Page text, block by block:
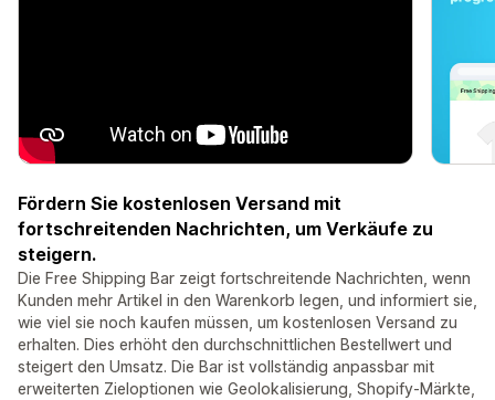
Fördern Sie kostenlosen Versand mit
fortschreitenden Nachrichten, um Verkäufe zu
steigern.
Die Free Shipping Bar zeigt fortschreitende Nachrichten, wenn
Kunden mehr Artikel in den Warenkorb legen, und informiert sie,
wie viel sie noch kaufen müssen, um kostenlosen Versand zu
erhalten. Dies erhöht den durchschnittlichen Bestellwert und
steigert den Umsatz. Die Bar ist vollständig anpassbar mit
erweiterten Zieloptionen wie Geolokalisierung, Shopify-Märkte,